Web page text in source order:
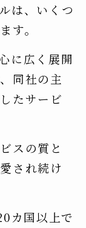
は、いくつ
す。
に広く展開
同社の主
たサービ
スの質と
され続け
カ国以上で